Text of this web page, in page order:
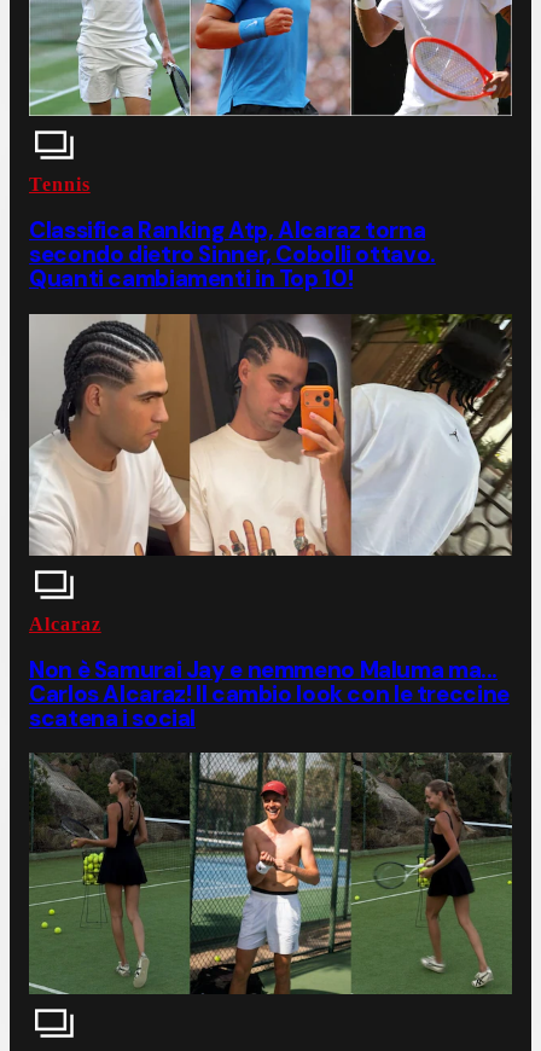
Tennis
Classifica Ranking Atp, Alcaraz torna
secondo dietro Sinner, Cobolli ottavo.
Quanti cambiamenti in Top 10!
Alcaraz
Non è Samurai Jay e nemmeno Maluma ma...
Carlos Alcaraz! Il cambio look con le treccine
scatena i social